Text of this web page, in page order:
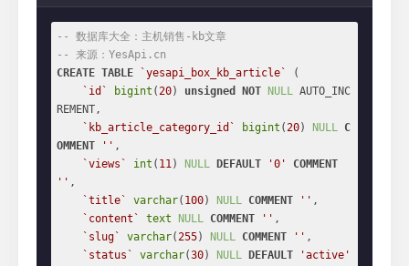
-- 数据库大全：主机销售-kb文章
-- 来源：YesApi.cn
CREATE TABLE `yesapi_box_kb_article`
(
`id`
bigint (20) unsigned NOT NULL AUTO_INC
REMENT,
`kb_article_category_id`
bigint (20) NULL C
OMMENT
'' ,
`views`
int ( 11) NULL DEFAULT '0'
COMMENT
'' ,
`title`
varchar( 100) NULL COMMENT '' ,
`content`
text NULL COMMENT '' ,
`slug`
varchar(255) NULL COMMENT '' ,
`status`
varchar(30) NULL DEFAULT
'active'